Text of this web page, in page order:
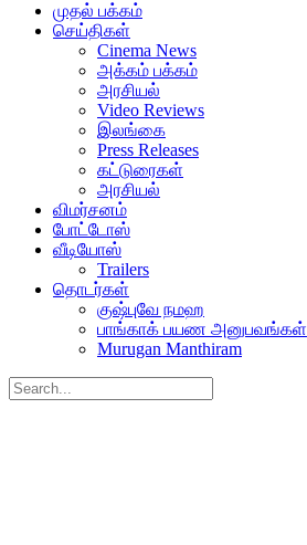
முதல் பக்கம்
செய்திகள்
Cinema News
அக்கம் பக்கம்
அரசியல்
Video Reviews
இலங்கை
Press Releases
கட்டுரைகள்
அரசியல்
விமர்சனம்
போட்டோஸ்
வீடியோஸ்
Trailers
தொடர்கள்
குஷ்புவே நமஹ
பாங்காக் பயண அனுபவங்கள்
Murugan Manthiram